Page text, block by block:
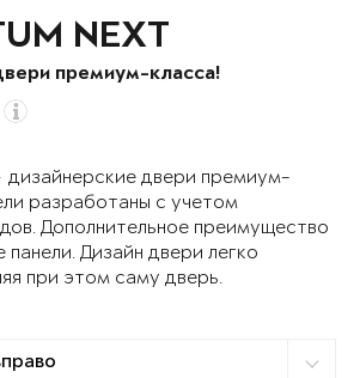
NEXT
премиум-класса!
дизайнерские двери премиум-
разработаны с учетом
Дополнительное преимущество
Дизайн двери легко
при этом саму дверь.